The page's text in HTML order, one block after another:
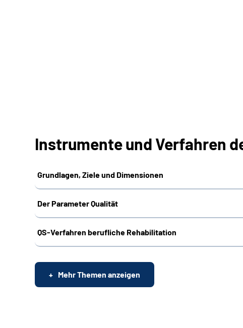
Instrumente und Verfahren
Grundlagen, Ziele und Dimensionen
Der Parameter Qualität
QS-Verfahren berufliche Rehabilitation
Mehr Themen anzeigen